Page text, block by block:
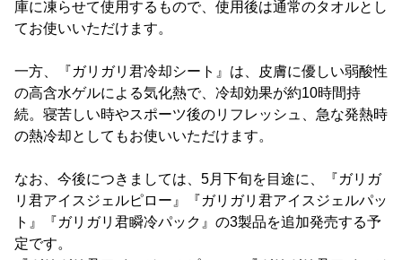
庫に凍らせて使用するもので、使用後は通常のタオルとし
てお使いいただけます。
一方、『ガリガリ君冷却シート』は、皮膚に優しい弱酸性
の高含水ゲルによる気化熱で、冷却効果が約10時間持
続。寝苦しい時やスポーツ後のリフレッシュ、急な発熱時
の熱冷却としてもお使いいただけます。
なお、今後につきましては、5月下旬を目途に、『ガリガ
リ君アイスジェルピロー』『ガリガリ君アイスジェルパッ
ト』『ガリガリ君瞬冷パック』の3製品を追加発売する予
定です。